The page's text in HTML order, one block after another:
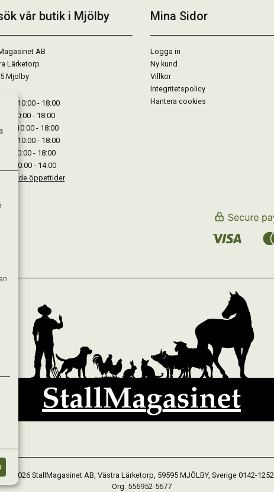
vår butik i Mjölby
AB
Lärketorp
Mjölby
: 10:00 - 18:00
: 10:00 - 18:00
: 10:00 - 18:00
: 10:00 - 18:00
: 10:00 - 18:00
: 10:00 - 14:00
öppettider
Mina Sidor
Logga in
Ny kund
Villkor
Integritetspolicy
Hantera cookies
© 2026 StallMagasinet AB, Västra Lärketorp, 59595 MJÖLBY, Sverige 0142-
Org. 556952-5677